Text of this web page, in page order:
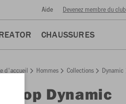
Aide Devenez membre du club
CHAUSSURES
d'accueil Hommes Collections Dynamic
Ziptop Dynamic